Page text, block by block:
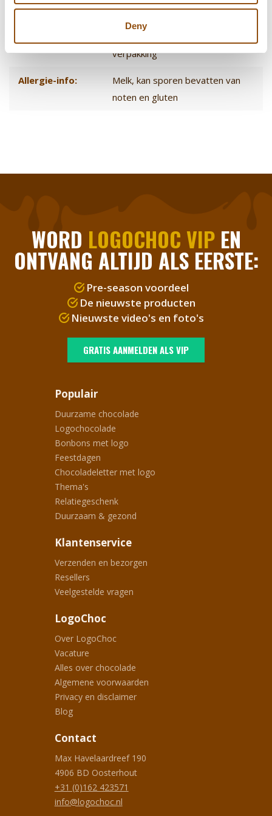
Deny
Smaak chocolade: Melk
verpakking
Allergie-info:
Melk, kan sporen bevatten van
noten en gluten
WORD LOGOCHOC VIPEN
ONTVANG ALTIJD ALS EERSTE:
Pre-season voordeel
De nieuwste producten
Nieuwste video's en foto's
GRATIS AANMELDEN ALS VIP
Populair
Duurzame chocolade
Logochocolade
Bonbons met logo
Feestdagen
Chocoladeletter met logo
Thema's
Relatiegeschenk
Duurzaam & gezond
Klantenservice
Verzenden en bezorgen
Resellers
Veelgestelde vragen
LogoChoc
Over LogoChoc
Vacature
Alles over chocolade
Algemene voorwaarden
Privacy en disclaimer
Blog
Contact
Max Havelaardreef 190
4906 BD Oosterhout
+31 (0)162 423571
info@logochoc.nl